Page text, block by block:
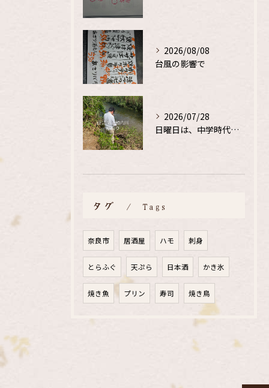
2026/08/08
台風の影響で
2026/07/28
日曜日は、中学時代の、同級生と鮎釣り
タグ Tags
奈良市 居酒屋 ハモ 刺身
とらふぐ 天ぷら 日本酒 かき氷
焼き魚 プリン 寿司 焼き鳥